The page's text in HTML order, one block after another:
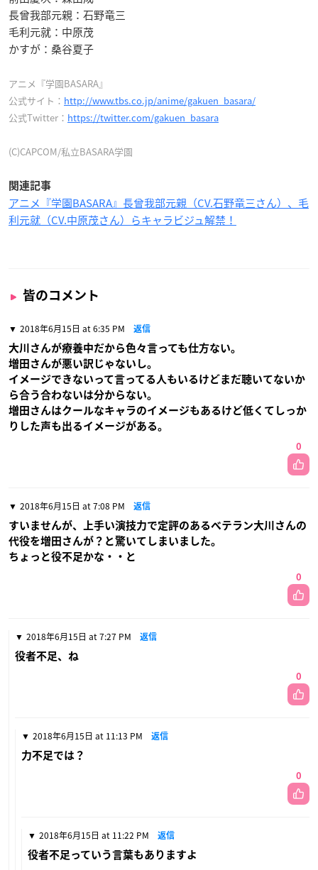
長曾我部元親：石野竜三
毛利元就：中原茂
かすが：桑谷夏子
アニメ『学園BASARA』
公式サイト： http://www.tbs.co.jp/anime/gakuen_basara/
公式Twitter： https://twitter.com/gakuen_basara
(C)CAPCOM/私立BASARA学園
関連記事
アニメ『学園BASARA』長曾我部元親（CV.石野竜三さん）、毛
利元就（CV.中原茂さん）らキャラビジュ解禁！
皆のコメント
2018年6月15日 at 6:35 PM 返信
大川さんが療養中だから色々言っても仕方ない。
増田さんが悪い訳じゃないし。
イメージできないって言ってる人もいるけどまだ聴いてないか
ら合う合わないは分からない。
増田さんはクールなキャラのイメージもあるけど低くてしっか
りした声も出るイメージがある。
0
2018年6月15日 at 7:08 PM 返信
すいませんが、上手い演技力で定評のあるベテラン大川さんの
代役を増田さんが？と驚いてしまいました。
ちょっと役不足かな・・と
0
2018年6月15日 at 7:27 PM 返信
役者不足、ね
0
2018年6月15日 at 11:13 PM 返信
力不足では？
0
2018年6月15日 at 11:22 PM 返信
役者不足っていう言葉もありますよ